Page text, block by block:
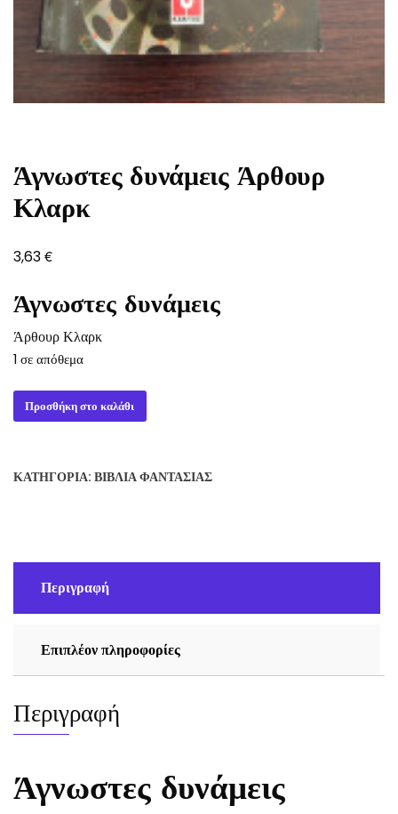
Άγνωστες δυνάμεις Άρθουρ
Κλαρκ
3,63€
Άγνωστες δυνάμεις
Άρθουρ Κλαρκ
1 σε απόθεμα
Άγνωστες
δυνάμεις
ποσότητα
Προσθήκη στο καλάθι
ΚΑΤΗΓΟΡΊΑ: ΒΙΒΛΊΑ ΦΑΝΤΑΣΊΑΣ
Περιγραφή
Επιπλέον πληροφορίες
Περιγραφή
Άγνωστες δυνάμεις